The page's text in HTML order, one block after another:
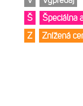
Š
Špeciálna
Z
Znížená